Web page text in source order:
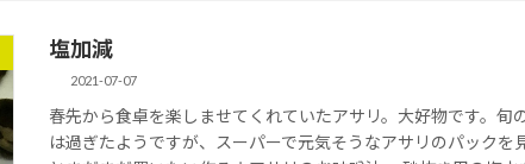
塩加減
2021-07-07
春先から食卓を楽しませてくれていたアサリ。大好物です。旬
は過ぎたようですが、スーパーで元気そうなアサリのパックを